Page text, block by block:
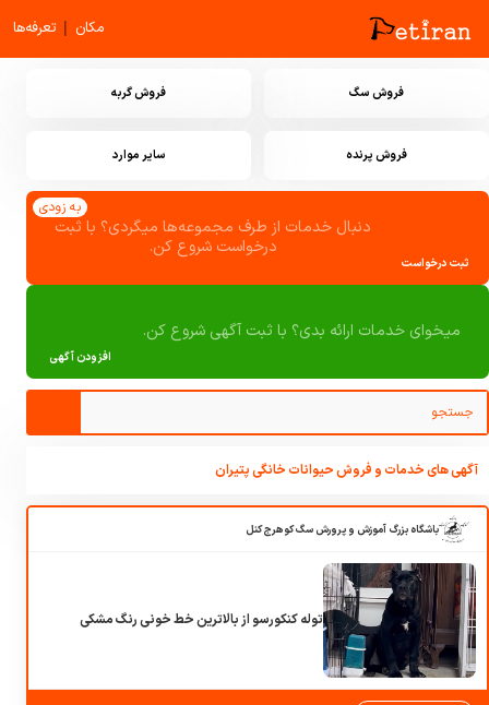
مکان | تعرفه‌ها
فروش سگ فروش گربه
فروش پرنده سایر موارد
ثبت درخواست
دنبال خدمات از طرف مجموعه‌ها میگردی؟ با ثبت
درخواست شروع کن.
به زودی
افزودن آگهی
میخوای خدمات ارائه بدی؟ با ثبت آگهی شروع کن.
آگهی های خدمات و فروش حیوانات خانگی پتیران
باشگاه بزرگ آموزش و پرورش سگ کوهرج کنل
توله کنکورسو از بالاترین خط خونی رنگ مشکی